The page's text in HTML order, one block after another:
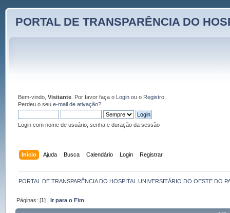
PORTAL DE TRANSPARÊNCIA DO
Bem-vindo, Visitante. Por favor faça o Loginou o Registro.
Perdeu o seu e-mail de ativação?
Login com nome de usuário, senha e duração da sessão
Início Ajuda Busca Calendário Login Registrar
PORTAL DE TRANSPARÊNCIA DO HOSPITAL UNIVERSITÁRIO DO OESTE DO
Páginas: [1]Ir para o Fim